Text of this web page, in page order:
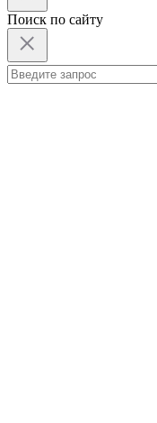
Поиск по сайту